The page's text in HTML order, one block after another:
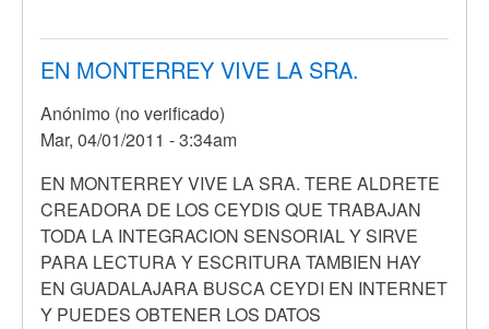
mi
hija
13
años
por
Anónimo
(no
verificado)
EN MONTERREY VIVE LA SRA.
Anónimo (no verificado)
Mar, 04/01/2011 - 3:34am
En
respuesta
a
Hola,
mi
hija
EN MONTERREY VIVE LA SRA. TERE ALDRETE
CREADORA DE LOS CEYDIS QUE TRABAJAN
TODA LA INTEGRACION SENSORIAL Y SIRVE
PARA LECTURA Y ESCRITURA TAMBIEN HAY
EN GUADALAJARA BUSCA CEYDI EN INTERNET
Y PUEDES OBTENER LOS DATOS